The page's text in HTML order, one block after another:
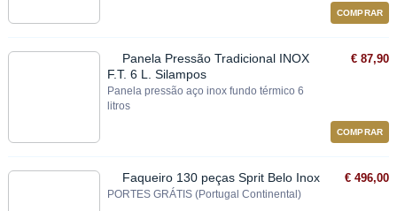
COMPRAR
Panela Pressão Tradicional INOX
F.T. 6 L. Silampos
Panela pressão aço inox fundo térmico 6
litros
€ 87,90
COMPRAR
Faqueiro 130 peças Sprit Belo Inox
PORTES GRÁTIS (Portugal Continental)
€ 496,00